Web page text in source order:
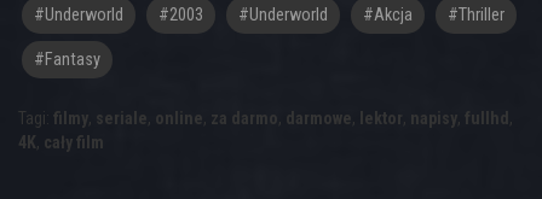
#underworld #2003 #Underworld #akcja #thriller
#fantasy
Tagi: filmy, seriale, online, za darmo, darmowe, lektor, napisy, fullhd ,
4K, cały film